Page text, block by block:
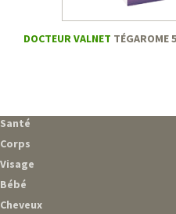
DOCTEUR VALNET TÉGAROME
Santé
Corps
Visage
Bébé
Cheveux